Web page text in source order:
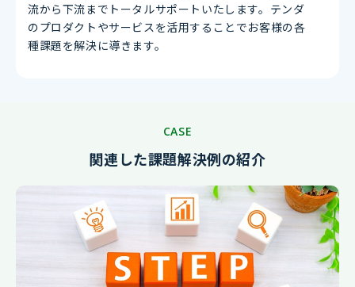
流から下流までトータルサポートいたします。テンダ
のプロダクトやサービスを活用することでお客様の各
種課題を解決に導きます。
CASE
関連した課題解決例の紹介